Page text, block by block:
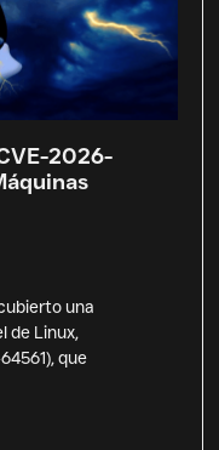
2026-
una
de Linux,
que